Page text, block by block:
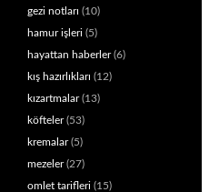
gezi notları (10)
hamur işleri (5)
hayattan haberler(6)
kış hazırlıkları (12)
kızartmalar(13)
köfteler(53)
kremalar(5)
mezeler(27)
omlet tarifleri (15)